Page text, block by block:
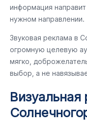
информация
нужном направлении.
Звуковая реклама в
огромную целевую
мягко,
выбор, а не
Визуальная